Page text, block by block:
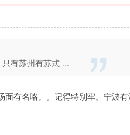
有苏州有苏式 ...
有名咯。。记得特别牢。宁波有